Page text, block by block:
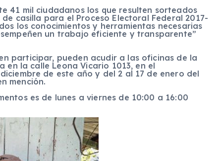
41 mil ciudadanos los que resulten sorteados
casilla para el Proceso Electoral Federal 2017-
los conocimientos y herramientas necesarias
un trabajo eficiente y transparente”
participar, pueden acudir a las oficinas de la
la calle Leona Vicario 1013, en el
de este año y del 2 al 17 de enero del
mención.
es de lunes a viernes de 10:00 a 16:00